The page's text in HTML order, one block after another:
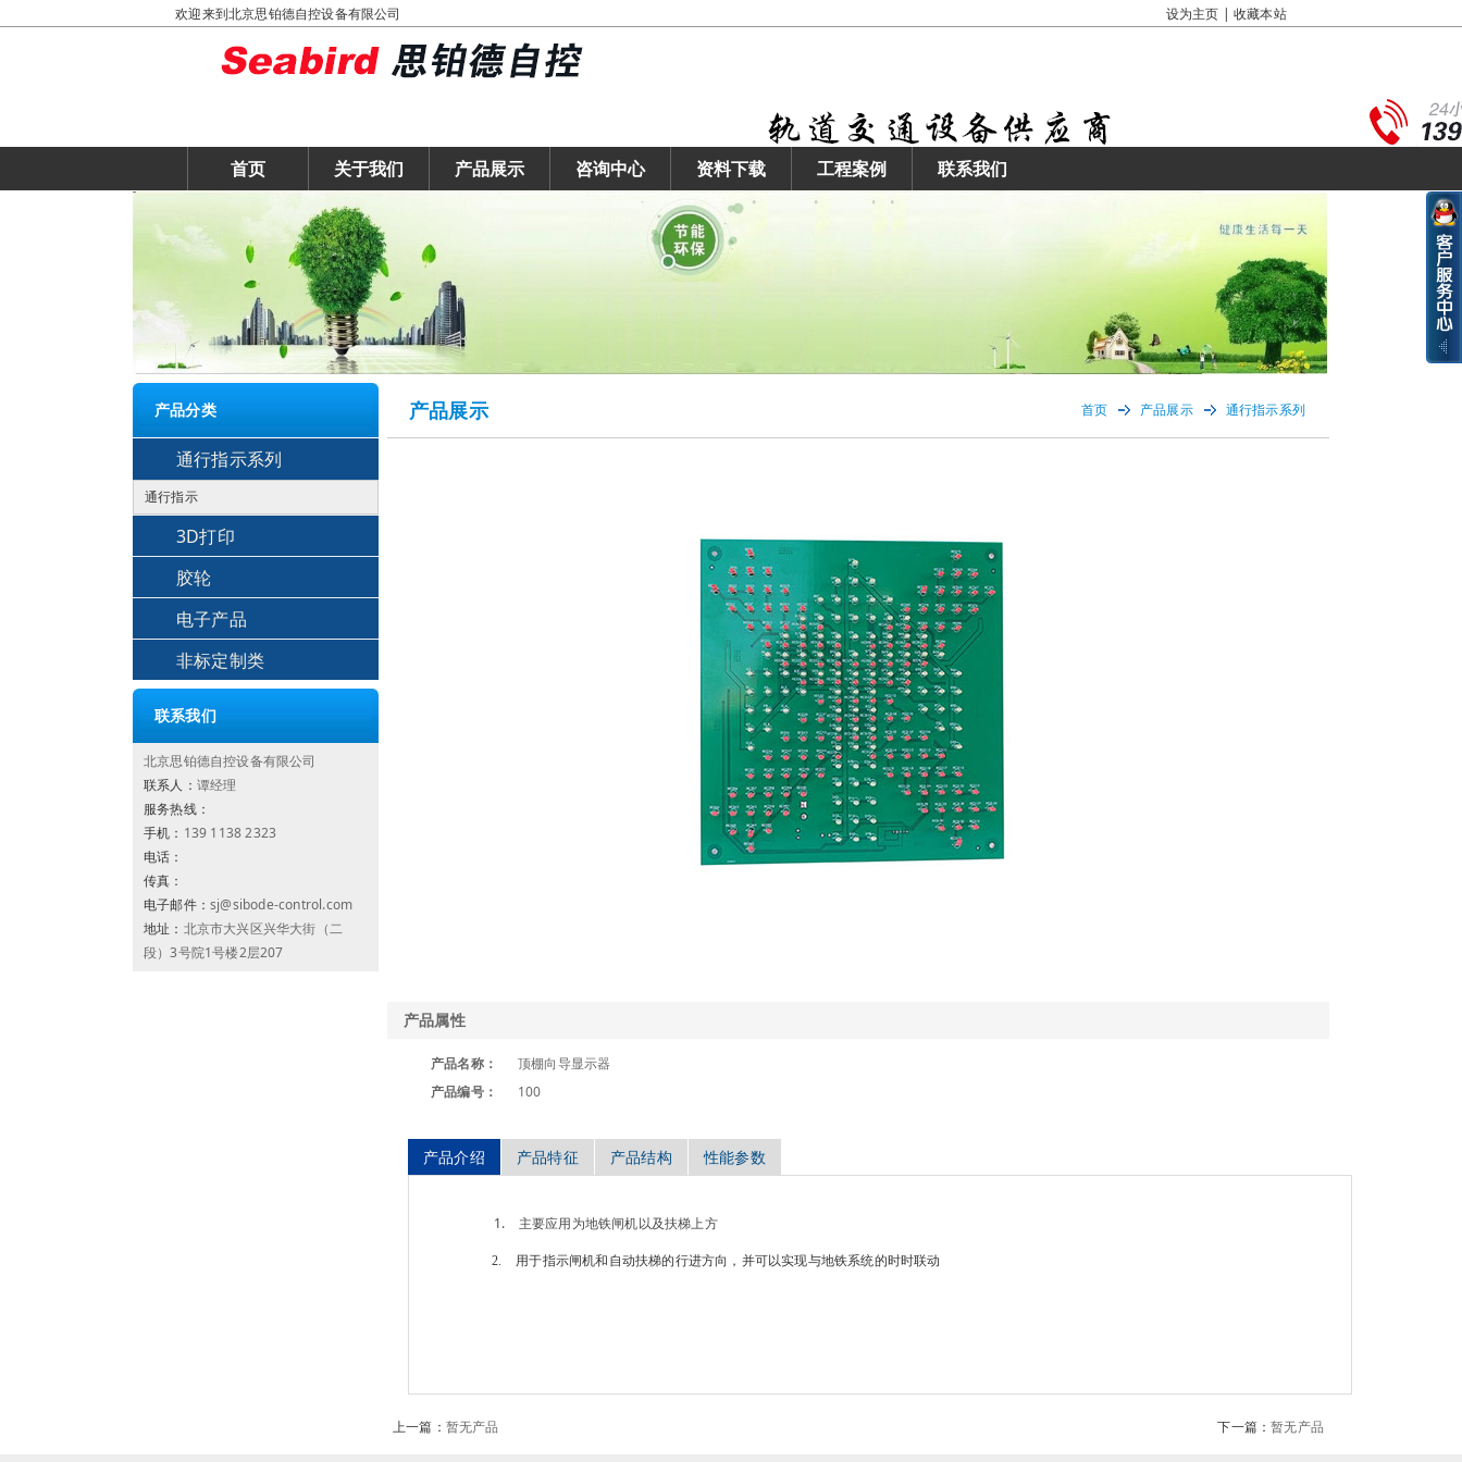
欢迎来到北京思铂德自控设备有限公司 设为主页 | 收藏本站
首页 关于我们 产品展示 咨询中心 资料下载 工程案例 联系我们
产品分类
通行指示系列
通行指示
3D打印
胶轮
电子产品
非标定制类
联系我们
北京思铂德自控设备有限公司
联系人： 谭经理
服务热线：
手机： 139 1138 2323
电话：
传真：
电子邮件： sj@sibode-control.com
地址： 北京市大兴区兴华大街（二
段）3号院1号楼2层207
产品展示 首页 产品展示 通行指示系列
产品属性
产品名称：
顶棚向导显示器
产品编号：
100
产品介绍 产品特征 产品结构 性能参数
1. 主要应用为地铁闸机以及扶梯上方
2. 用于指示闸机和自动扶梯的行进方向，并可以实现与地铁系统的时时联动
上一篇： 暂无产品 下一篇：暂无产品